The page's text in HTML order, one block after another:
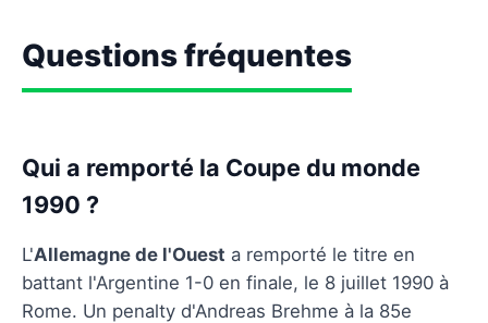
Questions fréquentes
Qui a remporté la Coupe du monde
1990 ?
L'Allemagne de l'Ouest a remporté le titre en
battant l'Argentine 1-0 en finale, le 8 juillet 1990 à
Rome. Un penalty d'Andreas Brehme à la 85e